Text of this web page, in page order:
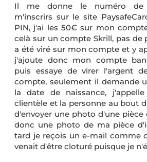
Il me donne le numéro de
m'inscrirs sur le site
PIN, j'ai les 50€ sur mon
celà sur un compte Skrill, pas de
a été viré sur mon compte et y
j'ajoute donc mon compte
puis essaye de virer l'argent
compte, seulement il demande
la date de naissance,
clientèle et la personne au bout
d'envoyer une photo d'une pièce
donc une photo de ma pièce
tard je reçois un e-mail comme
venait d'être cloturé puisque je